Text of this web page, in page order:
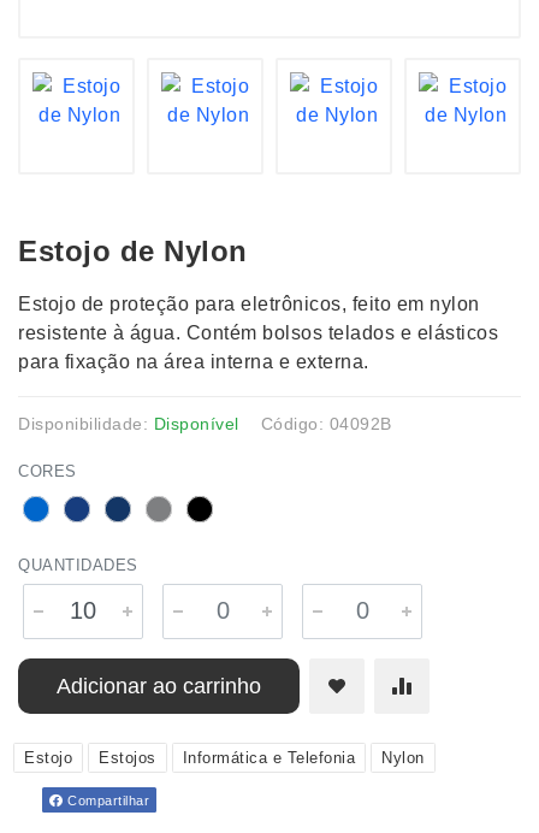
Estojo de Nylon
Estojo de proteção para eletrônicos, feito em nylon
resistente à água. Contém bolsos telados e elásticos
para fixação na área interna e externa.
Disponibilidade: Disponível Código: 04092B
CORES
QUANTIDADES
Adicionar ao carrinho
Estojo Estojos Informática e Telefonia Nylon
Compartilhar